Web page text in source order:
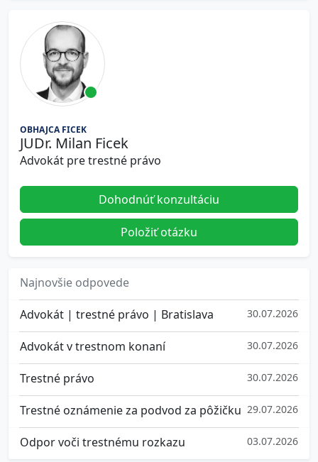
OBHAJCA FICEK
JUDr. Milan Ficek
Advokát pre trestné právo
Dohodnúť konzultáciu
Položiť otázku
Najnovšie odpovede
Advokát | trestné právo | Bratislava 30.07.2026
Advokát v trestnom konaní 30.07.2026
Trestné právo 30.07.2026
Trestné oznámenie za podvod za pôžičku 29.07.2026
Odpor voči trestnému rozkazu 03.07.2026